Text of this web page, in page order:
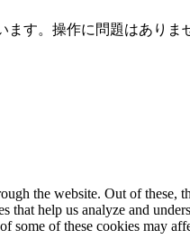
す。操作に問題はあり
the website. Out of these,
help us analyze and
some of these cookies may